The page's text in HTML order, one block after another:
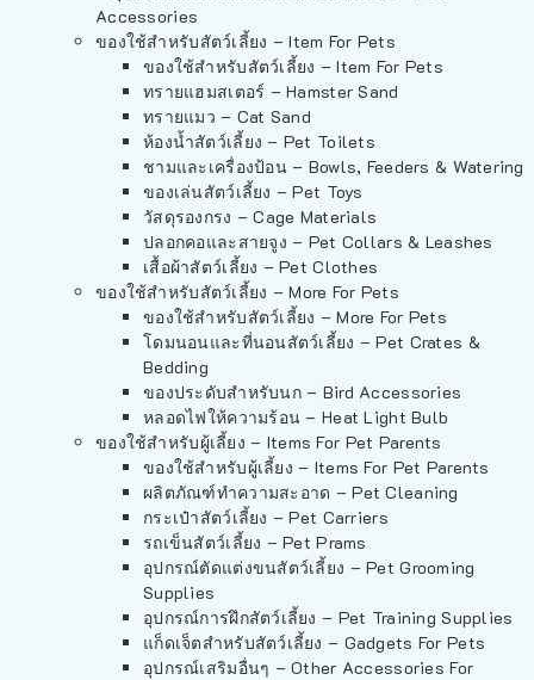
Accessories
ของใช้สำหรับสัตว์เลี้ยง – Item For Pets
ของใช้สำหรับสัตว์เลี้ยง – Item For Pets
ทรายแฮมสเตอร์ – Hamster Sand
ทรายแมว – Cat Sand
ห้องน้ำสัตว์เลี้ยง – Pet Toilets
ชามและเครื่องป้อน – Bowls, Feeders & Watering
ของเล่นสัตว์เลี้ยง – Pet Toys
วัสดุรองกรง – Cage Materials
ปลอกคอและสายจูง – Pet Collars & Leashes
เสื้อผ้าสัตว์เลี้ยง – Pet Clothes
ของใช้สำหรับสัตว์เลี้ยง – More For Pets
ของใช้สำหรับสัตว์เลี้ยง – More For Pets
โดมนอนและที่นอนสัตว์เลี้ยง – Pet Crates &
Bedding
ของประดับสำหรับนก – Bird Accessories
หลอดไฟให้ความร้อน – Heat Light Bulb
ของใช้สำหรับผู้เลี้ยง – Items For Pet Parents
ของใช้สำหรับผู้เลี้ยง – Items For Pet Parents
ผลิตภัณฑ์ทำความสะอาด – Pet Cleaning
กระเป๋าสัตว์เลี้ยง – Pet Carriers
รถเข็นสัตว์เลี้ยง – Pet Prams
อุปกรณ์ตัดแต่งขนสัตว์เลี้ยง – Pet Grooming
Supplies
อุปกรณ์การฝึกสัตว์เลี้ยง – Pet Training Supplies
แก็ดเจ็ตสำหรับสัตว์เลี้ยง – Gadgets For Pets
อุปกรณ์เสริมอื่นๆ – Other Accessories For